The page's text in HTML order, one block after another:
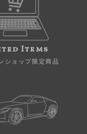
Items
ショップ限定商品